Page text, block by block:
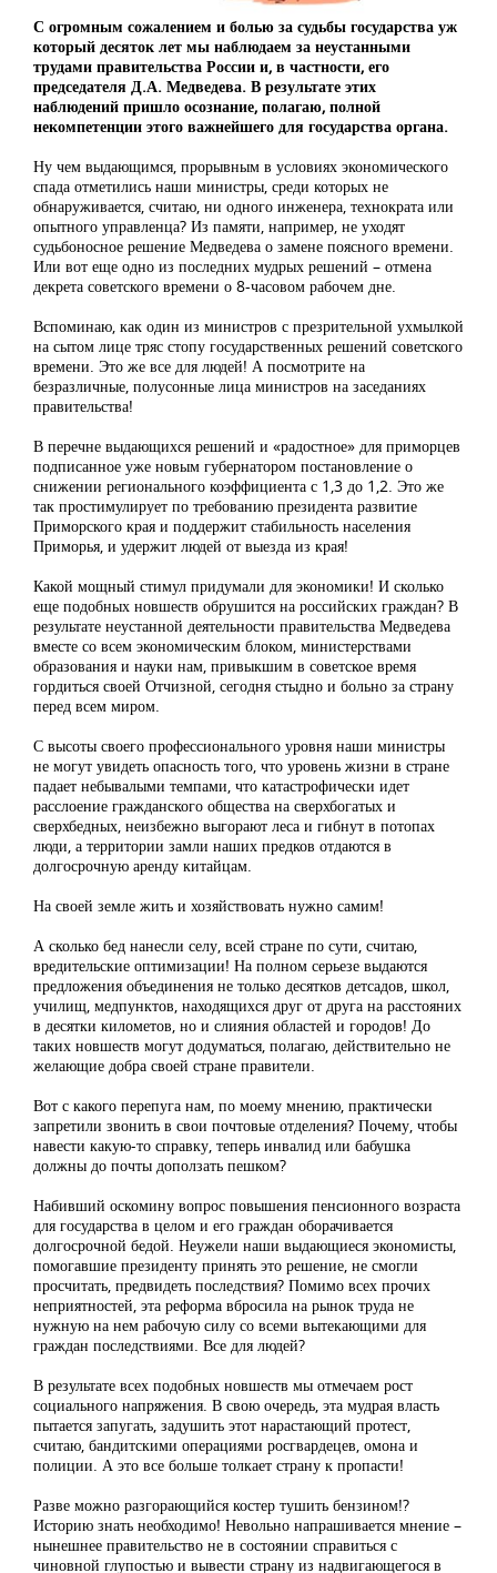
С огромным сожалением и болью за судьбы государства уж
который десяток лет мы наблюдаем за неустанными
трудами правительства России и, в частности, его
председателя Д.А. Медведева. В результате этих
наблюдений пришло осознание, полагаю, полной
некомпетенции этого важнейшего для государства органа.
Ну чем выдающимся, прорывным в условиях экономического
спада отметились наши министры, среди которых не
обнаруживается, считаю, ни одного инженера, технократа или
опытного управленца? Из памяти, например, не уходят
судьбоносное решение Медведева о замене поясного времени.
Или вот еще одно из последних мудрых решений – отмена
декрета советского времени о 8-часовом рабочем дне.
Вспоминаю, как один из министров с презрительной ухмылкой
на сытом лице тряс стопу государственных решений советского
времени. Это же все для людей! А посмотрите на
безразличные, полусонные лица министров на заседаниях
правительства!
В перечне выдающихся решений и «радостное» для приморцев
подписанное уже новым губернатором постановление о
снижении регионального коэффициента с 1,3 до 1,2. Это же
так простимулирует по требованию президента развитие
Приморского края и поддержит стабильность населения
Приморья, и удержит людей от выезда из края!
Какой мощный стимул придумали для экономики! И сколько
еще подобных новшеств обрушится на российских граждан? В
результате неустанной деятельности правительства Медведева
вместе со всем экономическим блоком, министерствами
образования и науки нам, привыкшим в советское время
гордиться своей Отчизной, сегодня стыдно и больно за страну
перед всем миром.
С высоты своего профессионального уровня наши министры
не могут увидеть опасность того, что уровень жизни в стране
падает небывалыми темпами, что катастрофически идет
расслоение гражданского общества на сверхбогатых и
сверхбедных, неизбежно выгорают леса и гибнут в потопах
люди, а территории замли наших предков отдаются в
долгосрочную аренду китайцам.
На своей земле жить и хозяйствовать нужно самим!
А сколько бед нанесли селу, всей стране по сути, считаю,
вредительские оптимизации! На полном серьезе выдаются
предложения объединения не только десятков детсадов, школ,
училищ, медпунктов, находящихся друг от друга на расстояних
в десятки километов, но и слияния областей и городов! До
таких новшеств могут додуматься, полагаю, действительно не
желающие добра своей стране правители.
Вот с какого перепуга нам, по моему мнению, практически
запретили звонить в свои почтовые отделения? Почему, чтобы
навести какую-то справку, теперь инвалид или бабушка
должны до почты доползать пешком?
Набивший оскомину вопрос повышения пенсионного возраста
для государства в целом и его граждан оборачивается
долгосрочной бедой. Неужели наши выдающиеся экономисты,
помогавшие президенту принять это решение, не смогли
просчитать, предвидеть последствия? Помимо всех прочих
неприятностей, эта реформа вбросила на рынок труда не
нужную на нем рабочую силу со всеми вытекающими для
граждан последствиями. Все для людей?
В результате всех подобных новшеств мы отмечаем рост
социального напряжения. В свою очередь, эта мудрая власть
пытается запугать, задушить этот нарастающий протест,
считаю, бандитскими операциями росгвардецев, омона и
полиции. А это все больше толкает страну к пропасти!
Разве можно разгорающийся костер тушить бензином!?
Историю знать необходимо! Невольно напрашивается мнение –
нынешнее правительство не в состоянии справиться с
чиновной глупостью и вывести страну из надвигающегося в